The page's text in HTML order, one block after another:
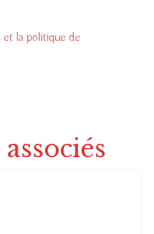
et la politique de